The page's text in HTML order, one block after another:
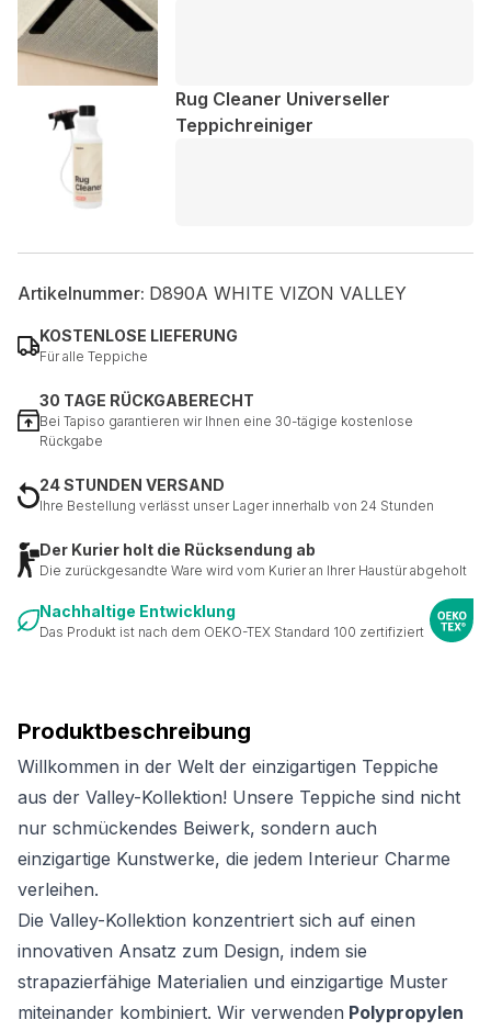
Produktbeschreibung
Willkommen in der Welt der einzigartigen Teppiche
aus der Valley-Kollektion! Unsere Teppiche sind nicht
nur schmückendes Beiwerk, sondern auch
einzigartige Kunstwerke, die jedem Interieur Charme
verleihen.
Die Valley-Kollektion konzentriert sich auf einen
innovativen Ansatz zum Design, indem sie
strapazierfähige Materialien und einzigartige Muster
miteinander kombiniert. Wir verwenden Polypropylen
Rug Cleaner Universeller
Teppichreiniger
Artikelnummer: D890A WHITE VIZON VALLEY
KOSTENLOSE LIEFERUNG
Für alle Teppiche
30 TAGE RÜCKGABERECHT
Bei Tapiso garantieren wir Ihnen eine 30-tägige kostenlose
Rückgabe
24 STUNDEN VERSAND
Ihre Bestellung verlässt unser Lager innerhalb von 24 Stunden
Der Kurier holt die Rücksendung ab
Die zurückgesandte Ware wird vom Kurier an Ihrer Haustür abgeholt
Nachhaltige Entwicklung
Das Produkt ist nach dem OEKO-TEX Standard 100 zertifiziert